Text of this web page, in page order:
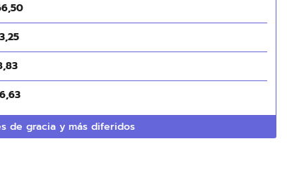
,50
,25
,83
,63
de gracia y más diferidos